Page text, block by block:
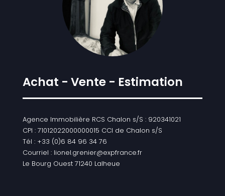
Achat - Vente - Estimation
Agence Immobilière RCS Chalon s/S : 920341021
CPI : 71012022000000015 CCI de Chalon s/S
Tél : +33 (0)6 84 96 34 76
Courriel : lionel.grenier@expfrance.fr
Le Bourg Ouest 71240 Lalheue